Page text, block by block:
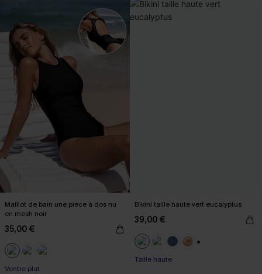
Maillot de bain une pièce à dos nu
en mesh noir
35,00 €
Ventre plat
Bikini taille haute vert eucalyptus
39,00 €
Taille haute